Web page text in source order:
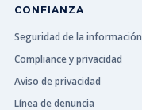
CONFIANZA
Seguridad de la información
Compliance y privacidad
Aviso de privacidad
Línea de denuncia